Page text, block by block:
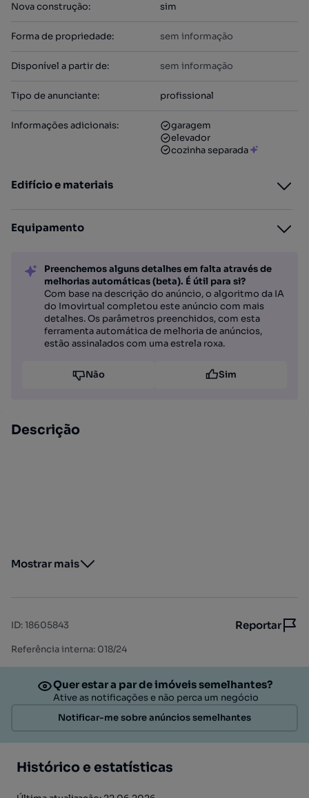
Nova construção: sim
Forma de propriedade: sem informação
Disponível a partir de: sem informação
Tipo de anunciante: profissional
Informações adicionais:
garagem
elevador
cozinha separada
Edifício e materiais
Equipamento
Preenchemos alguns detalhes em falta através de
melhorias automáticas (beta). É útil para si?
Com base na descrição do anúncio, o algoritmo da IA
do Imovirtual completou este anúncio com mais
detalhes. Os parâmetros preenchidos, com esta
ferramenta automática de melhoria de anúncios,
estão assinalados com uma estrela roxa.
Não Sim
Descrição
Mostrar mais
ID:18605843 Reportar
Referência interna: 018/24
Quer estar a par de imóveis semelhantes?
Ative as notificações e não perca um negócio
Notificar-me sobre anúncios semelhantes
Histórico e estatísticas